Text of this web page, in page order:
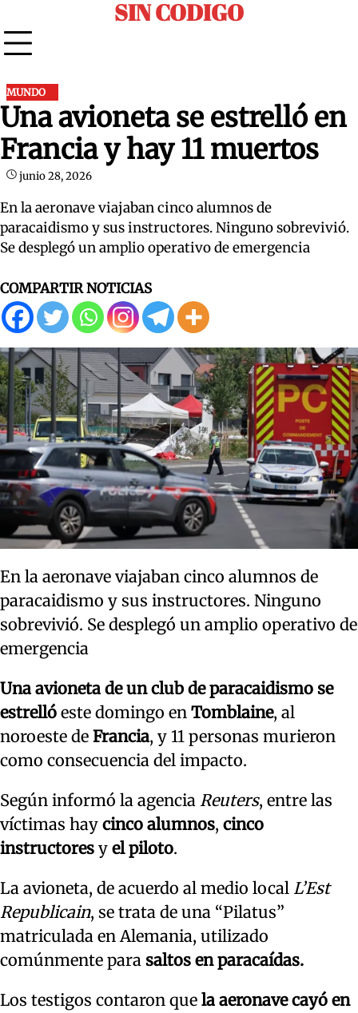
to
content
SIN CODIGO
MUNDO
Una avioneta se estrelló en
Francia y hay 11 muertos
junio 28, 2026
En la aeronave viajaban cinco alumnos de
paracaidismo y sus instructores. Ninguno sobrevivió.
Se desplegó un amplio operativo de emergencia
COMPARTIR NOTICIAS
En la aeronave viajaban cinco alumnos de
paracaidismo y sus instructores. Ninguno
sobrevivió. Se desplegó un amplio operativo de
emergencia
Una avioneta de un club de paracaidismo se
estrelló este domingo en Tomblaine, al
noroeste de Francia, y 11 personas murieron
como consecuencia del impacto.
Según informó la agencia Reuters, entre las
víctimas hay cinco alumnos, cinco
instructores y el piloto.
La avioneta, de acuerdo al medio local L’Est
Republicain, se trata de una “Pilatus”
matriculada en Alemania, utilizado
comúnmente para saltos en paracaídas.
Los testigos contaron que la aeronave cayó en